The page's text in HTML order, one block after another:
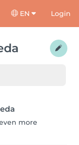
EN Login
more